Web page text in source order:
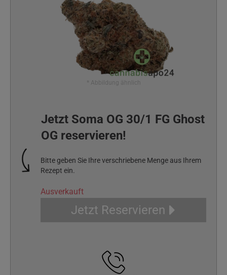
* Abbildung ähnlich
Jetzt Soma OG 30/1 FG Ghost
OG reservieren!
Bitte geben Sie Ihre verschriebene Menge aus Ihrem
Rezept ein.
Ausverkauft
Jetzt Reservieren